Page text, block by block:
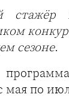
сезоне.
мая по